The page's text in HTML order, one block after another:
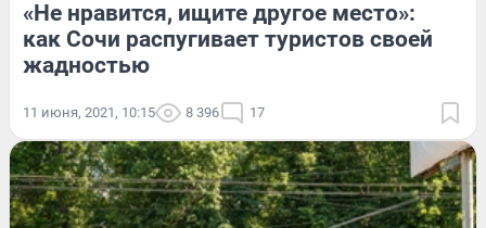
«Не нравится, ищите другое место»:
как Сочи распугивает туристов своей
жадностью
11 июня, 2021, 10:15 8 396 17